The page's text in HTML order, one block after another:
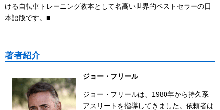
ける自転車トレーニング教本として名高い世界的ベストセラーの日
本語版です。■
著者紹介
ジョー・フリール
ジョー・フリールは、1980年から持久系
アスリートを指導してきました。依頼者は